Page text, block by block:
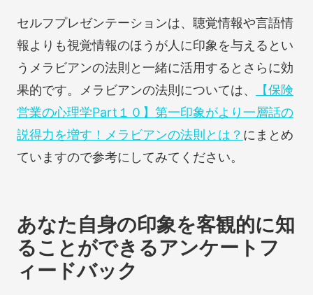
セルフプレゼンテーションは、聴覚情報や言語情
報よりも視覚情報のほうが人に印象を与えるとい
うメラビアンの法則と一緒に活用するとさらに効
果的です。メラビアンの法則については、
【保険
営業の心理学Part１０】第一印象がより一層話の
説得力を増す！メラビアンの法則とは？ にまとめ
ていますので参考にしてみてください。
あなた自身の印象を客観的に知
ることができるアンケートフ
ィードバック